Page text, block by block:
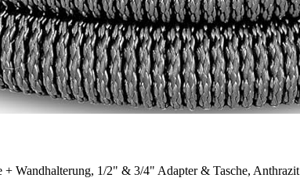
+ Wandhalterung, 1/2" & 3/4" Adapter & Tasche, Anthrazit